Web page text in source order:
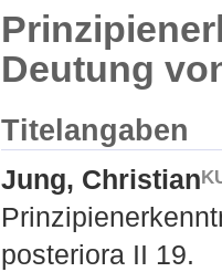
Deutung
Titelangaben
Jung, Christian
posteriora II 19.